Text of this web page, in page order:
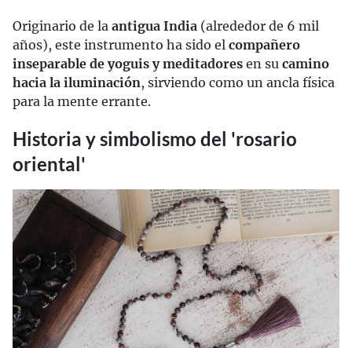
Originario de la antigua India (alrededor de 6 mil
años), este instrumento ha sido el compañero
inseparable de yoguis y meditadores en su camino
hacia la iluminación, sirviendo como un ancla física
para la mente errante.
Historia y simbolismo del 'rosario
oriental'